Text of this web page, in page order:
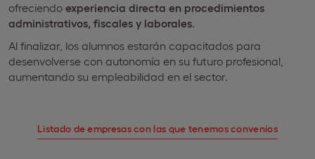
ofreciendo experiencia directa en procedimientos
administrativos, fiscales y laborales.
Al finalizar, los alumnos estarán capacitados para
desenvolverse con autonomía en su futuro profesional,
aumentando su empleabilidad en el sector.
Listado de empresas con las que tenemos convenios